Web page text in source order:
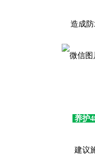
造成
养护
建议